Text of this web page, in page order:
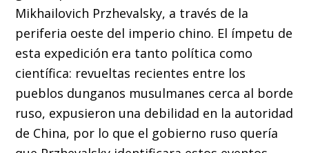
Mikhailovich Przhevalsky, a través de la
periferia oeste del imperio chino. El ímpetu de
esta expedición era tanto política como
científica: revueltas recientes entre los
pueblos dunganos musulmanes cerca al borde
ruso, expusieron una debilidad en la autoridad
de China, por lo que el gobierno ruso quería